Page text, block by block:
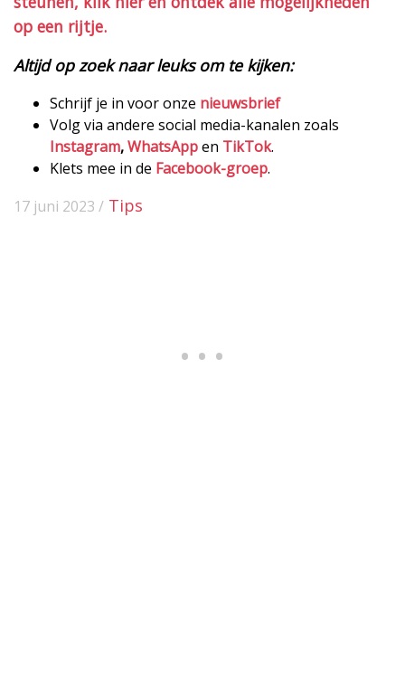
op een rijtje.
Altijd op zoek naar leuks om te kijken:
Schrijf je in voor onze nieuwsbrief
Volg via andere social media-kanalen zoals
Instagram,WhatsAppen TikTok.
Klets mee in de Facebook-groep.
17 juni 2023 / Tips